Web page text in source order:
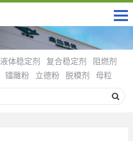
液体稳定剂 复合稳定剂
阻燃剂
镭雕粉 立德粉 脱模剂 母粒